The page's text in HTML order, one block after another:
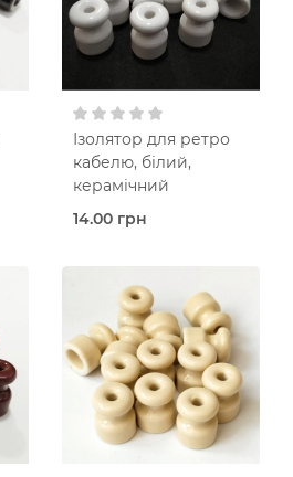
Ізолятор для ретро
кабелю, білий,
керамічний
14.00 грн
Білий
Керамічний корпус
Ролик-тримач
(ізолятор)